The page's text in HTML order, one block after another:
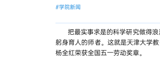
#学院新闻
把最实事求是的科学研究做得
躬身育人的师者。这就是天津大学
杨全红荣获全国五一劳动奖章。